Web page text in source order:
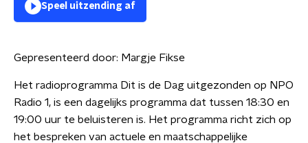
Speel uitzending af
Gepresenteerd door: Margje Fikse
Het radioprogramma Dit is de Dag uitgezonden op NPO
Radio 1, is een dagelijks programma dat tussen 18:30 en
19:00 uur te beluisteren is. Het programma richt zich op
het bespreken van actuele en maatschappelijke